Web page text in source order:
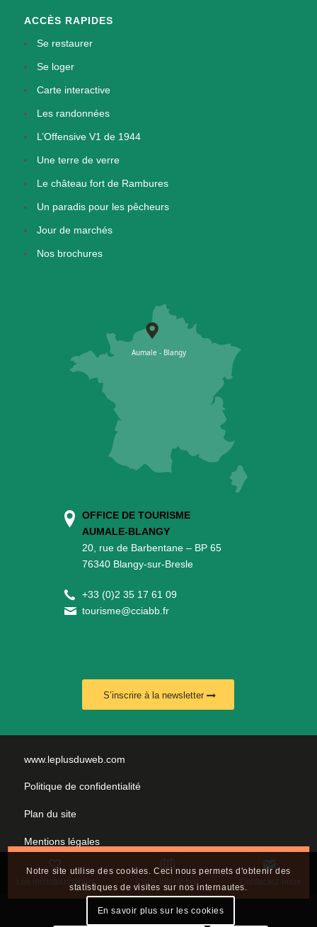
Les incontournables Carte interactive Contactez-nous
ACCÈS RAPIDES
Se restaurer
Se loger
Carte interactive
Les randonnées
L’Offensive V1 de 1944
Une terre de verre
Le château fort de Rambures
Un paradis pour les pêcheurs
Jour de marchés
Nos brochures
OFFICE DE TOURISME
AUMALE-BLANGY
20, rue de Barbentane – BP 65
76340 Blangy-sur-Bresle
+33 (0)2 35 17 61 09
tourisme@cciabb.fr
S’inscrire à la newsletter
www.leplusduweb.com
Politique de confidentialité
Plan du site
Mentions légales
Nous contacter
Notre site utilise des cookies. Ceci nous permets d'obtenir des
statistiques de visites sur nos internautes.
En savoir plus sur les cookies